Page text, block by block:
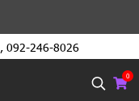
, 092-246-8026
0